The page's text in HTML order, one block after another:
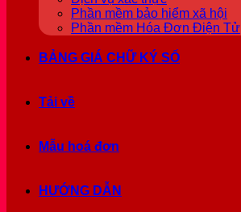
Phần mềm bảo hiểm xã hội
Phần mềm Hóa Đơn Điện Tử
BẢNG GIÁ CHỮ KÝ SỐ
Tải về
Mẫu hoá đơn
HƯỚNG DẪN